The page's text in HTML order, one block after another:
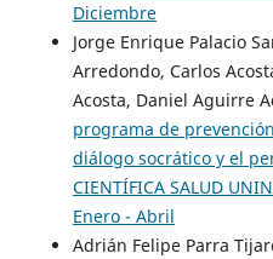
Diciembre
Jorge Enrique Palacio
Arredondo, Carlos
Acosta, Daniel Aguirre
programa de
diálogo socrático y el
CIENTÍFICA SALUD
Enero - Abril
Adrián Felipe Parra